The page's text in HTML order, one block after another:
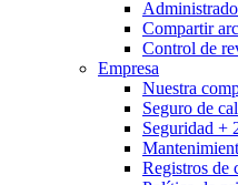
Compartir
Control de
Empresa
Nuestra
Seguro de
Seguridad +
Registros de